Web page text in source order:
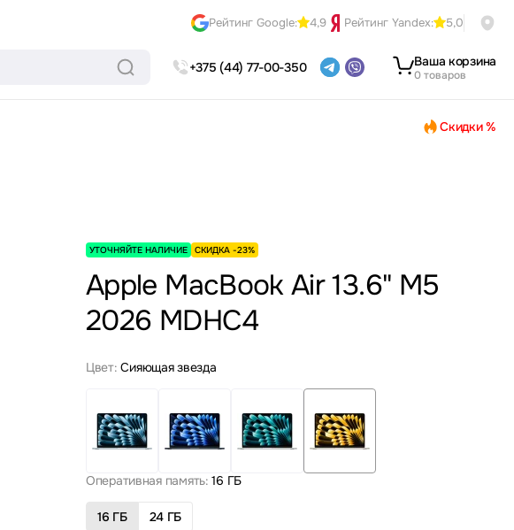
Рейтинг Google: 4,9 Рейтинг Yandex: 5,0
+375 (44) 77-00-350 Ваша корзина
0 товаров
Скидки %
УТОЧНЯЙТЕ НАЛИЧИЕ СКИДКА -23%
Apple MacBook Air 13.6" M5
2026 MDHC4
Цвет: Сияющая звезда
Оперативная память: 16 ГБ
16 ГБ
24 ГБ